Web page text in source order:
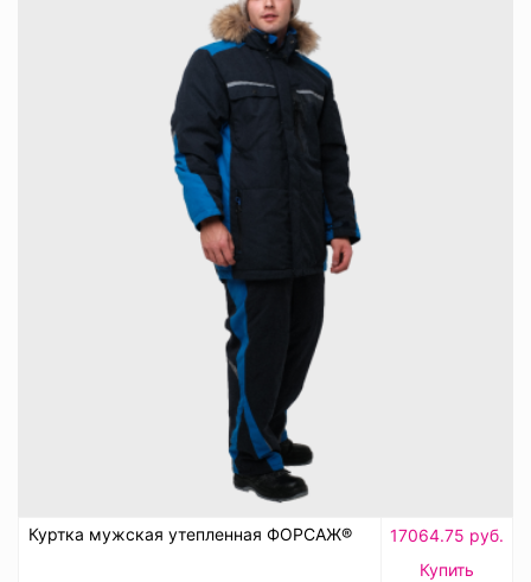
Куртка мужская утепленная ФОРСАЖ®
17064.75 руб.
Купить